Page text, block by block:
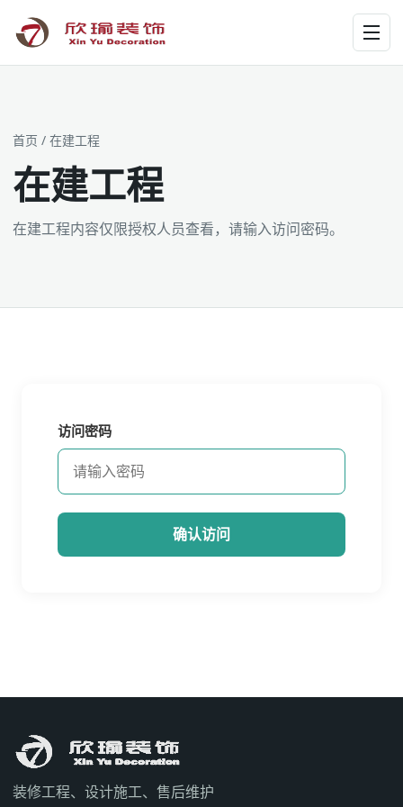
工装为主 · 家装为辅 · 设计施工
首页 / 在建工程
在建工程
在建工程内容仅限授权人员查看，请输入访问密码。
访问密码
确认访问
装修工程、设计施工、售后维护